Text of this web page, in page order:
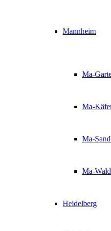
Mannheim
Ma-
Ma-
Ma-
Ma-
Heidelberg